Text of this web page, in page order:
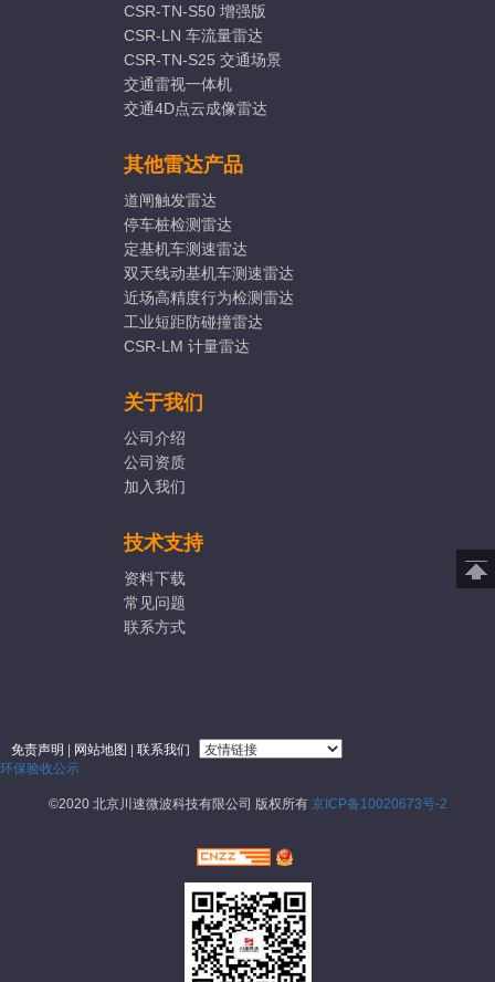
CSR-TN-S50 增强版
CSR-LN 车流量雷达
CSR-TN-S25 交通场景
交通雷视一体机
交通4D点云成像雷达
其他雷达产品
道闸触发雷达
停车桩检测雷达
定基机车测速雷达
双天线动基机车测速雷达
近场高精度行为检测雷达
工业短距防碰撞雷达
CSR-LM 计量雷达
关于我们
公司介绍
公司资质
加入我们
技术支持
资料下载
常见问题
联系方式
免责声明 | 网站地图 | 联系我们
环保验收公示
©2020 北京川速微波科技有限公司 版权所有 京ICP备10020673号-2